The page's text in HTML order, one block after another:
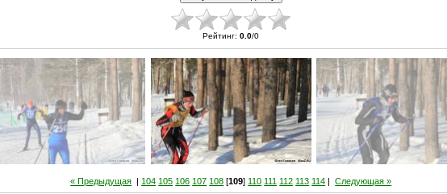
Рейтинг: 0.0/0
« Предыдущая | 104 105 106 107 108 [109] 110 111 112 113 114 |Следующая »